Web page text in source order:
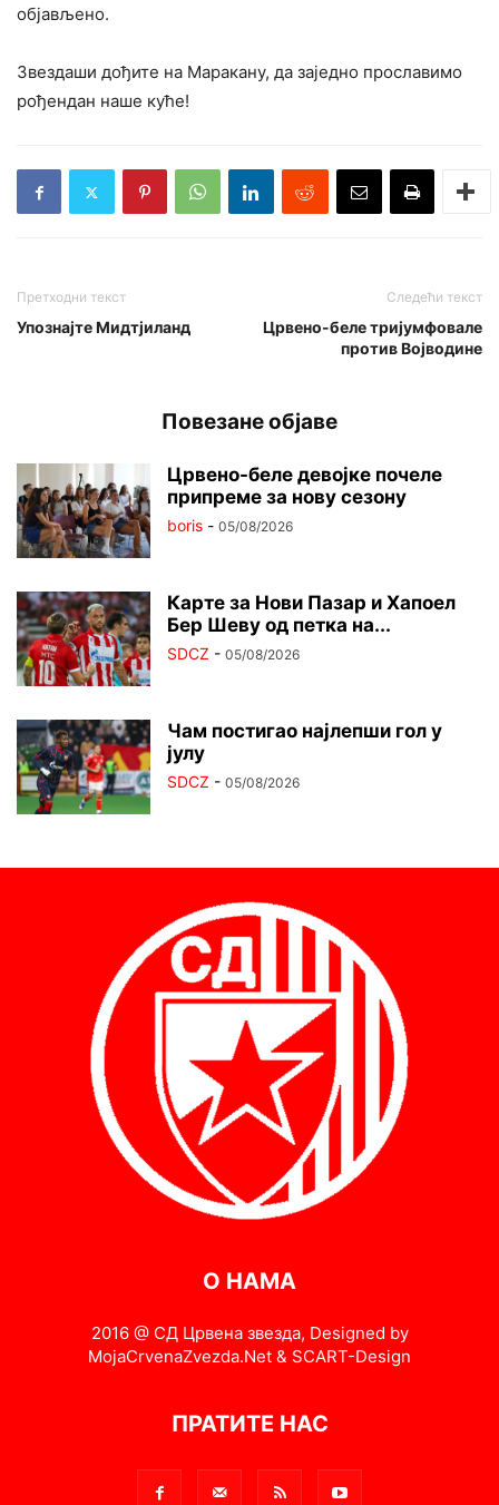
објављено.
Звездаши дођите на Маракану, да заједно прославимо
рођендан наше куће!
Претходни текст
Упознајте Мидтјиланд
Следећи текст
Црвено-беле тријумфовале
против Војводине
Повезане објаве
Црвено-беле девојке почеле
припреме за нову сезону
boris - 05/08/2026
Карте за Нови Пазар и Хапоел
Бер Шеву од петка на...
SDCZ - 05/08/2026
Чам постигао најлепши гол у
јулу
SDCZ - 05/08/2026
О НАМА
2016 @ СД Црвена звезда, Designed by
MojaCrvenaZvezda.Net & SCART-Design
ПРАТИТЕ НАС